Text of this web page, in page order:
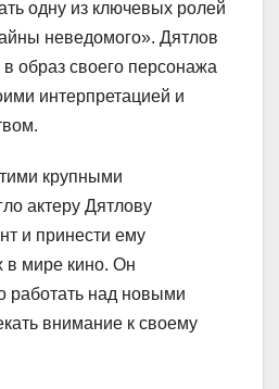
одну из ключевых ролей
неведомого». Дятлов
образ своего персонажа
интерпретацией и
крупными
актеру Дятлову
и принести ему
в мире кино. Он
работать над новыми
внимание к своему